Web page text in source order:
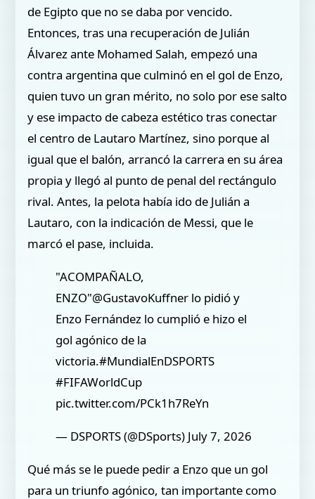
de Egipto que no se daba por vencido.
Entonces, tras una recuperación de Julián
Álvarez ante Mohamed Salah, empezó una
contra argentina que culminó en el gol de Enzo,
quien tuvo un gran mérito, no solo por ese salto
y ese impacto de cabeza estético tras conectar
el centro de Lautaro Martínez, sino porque al
igual que el balón, arrancó la carrera en su área
propia y llegó al punto de penal del rectángulo
rival. Antes, la pelota había ido de Julián a
Lautaro, con la indicación de Messi, que le
marcó el pase, incluida.
"ACOMPAÑALO,
ENZO"@GustavoKuffner lo pidió y
Enzo Fernández lo cumplió e hizo el
gol agónico de la
victoria.#MundialEnDSPORTS
#FIFAWorldCup
pic.twitter.com/PCk1h7ReYn
— DSPORTS (@DSports) July 7, 2026
Qué más se le puede pedir a Enzo que un gol
para un triunfo agónico, tan importante como